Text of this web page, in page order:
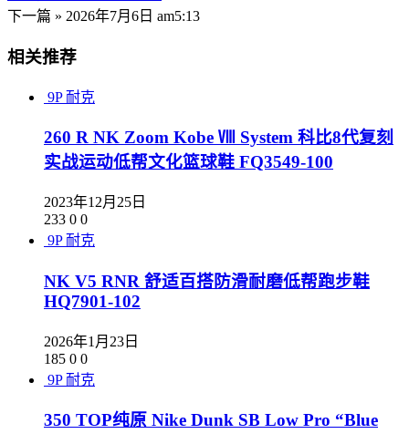
下一篇 » 2026年7月6日 am5:13
相关推荐
9P 耐克
260 R NK Zoom Kobe Ⅷ System 科比8代复刻
实战运动低帮文化篮球鞋 FQ3549-100
2023年12月25日
233 0 0
9P 耐克
NK V5 RNR 舒适百搭防滑耐磨低帮跑步鞋
HQ7901-102
2026年1月23日
185 0 0
9P 耐克
350 TOP纯原 Nike Dunk SB Low Pro “Blue